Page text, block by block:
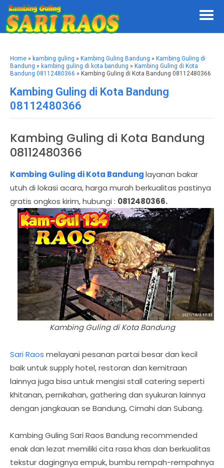
Home » kambing guling » Kambing Guling Bandung » Kambing Guling di
Bandung » kambing guling di kota bandung » Kambing Guling di Kota
Bandung 08112480366 » Kambing Guling di Kota Bandung 08112480366
Kambing Guling di Kota Bandung
08112480366
Kambing Guling di Kota Bandung
08112480366
Kambing Guling di Kota Bandunglayanan bakar
utuh di lokasi acara, harga murah berkualitas pastinya
gratis ongkos kirim, hubungi : 0812480366.
Kambing Guling di Kota Bandung
Sari Raos melayani pesanan partai besar dan kecil
baik untuk supply hotel, restoran dan kemitraan
lainnya juga bisa untuk mengisi stall catering seperti
khitanan, pernikahan, gathering dan syukuran lainnya
dengan jangkauan se Bandung, Cimahi dan Subang.
Kambing Guling Sari Raos Bandung recommended
enak dan lezat memiliki cita rasa khas dan berkualitas
tekstur dagingnya empuk, bumbu rempah-rempahnya